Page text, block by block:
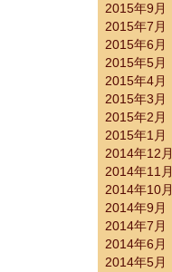
2015年9月
2015年7月
2015年6月
2015年5月
2015年4月
2015年3月
2015年2月
2015年1月
2014年12月
2014年11月
2014年10月
2014年9月
2014年7月
2014年6月
2014年5月